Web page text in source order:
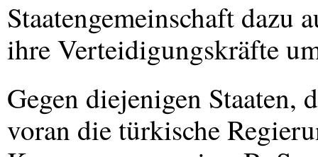
Staatengemeinschaft dazu
ihre Verteidigungskräfte
Gegen diejenigen Staaten,
voran die türkische